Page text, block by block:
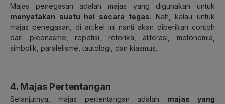
Majas penegasan adalah majas yang digunakan untuk
menyatakan suatu hal secara tegas. Nah, kalau untuk
majas penegasan, di artikel ini nanti akan diberikan contoh
dari pleonasme, repetisi, retorika, aliterasi, metonomia,
simbolik, paralelisme, tautologi, dan kiasmus.
4. Majas Pertentangan
Selanjutnya, majas pertentangan adalah majas yang